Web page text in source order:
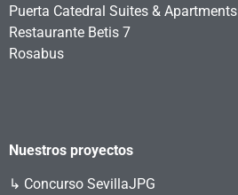
Puerta Catedral Suites & Apartments
Restaurante Betis 7
Rosabus
Nuestros proyectos
↳ Concurso SevillaJPG